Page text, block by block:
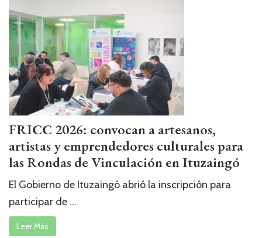
FRICC 2026: convocan a artesanos,
artistas y emprendedores culturales para
las Rondas de Vinculación en Ituzaingó
El Gobierno de Ituzaingó abrió la inscripción para
participar de ...
Leer Más